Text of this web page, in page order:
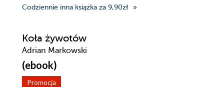
Codziennie inna książka za 9,90zł
Koła żywotów
Adrian Markowski
(ebook)
Promocja